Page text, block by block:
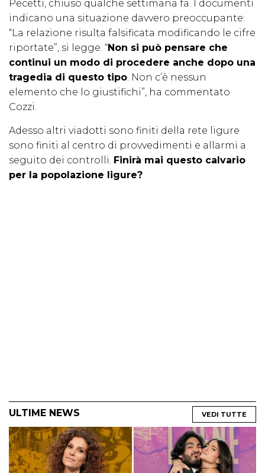
Pecetti, chiuso qualche settimana fa. I documenti
indicano una situazione davvero preoccupante:
“La relazione risulta falsificata modificando le cifre
riportate”, si legge. “Non si può pensare che
continui un modo di procedere anche dopo una
tragedia di questo tipo. Non c’è nessun
elemento che lo giustifichi”, ha commentato
Cozzi.
Adesso altri viadotti sono finiti della rete ligure
sono finiti al centro di provvedimenti e allarmi a
seguito dei controlli. Finirà mai questo calvario
per la popolazione ligure?
ULTIME NEWS VEDI TUTTE